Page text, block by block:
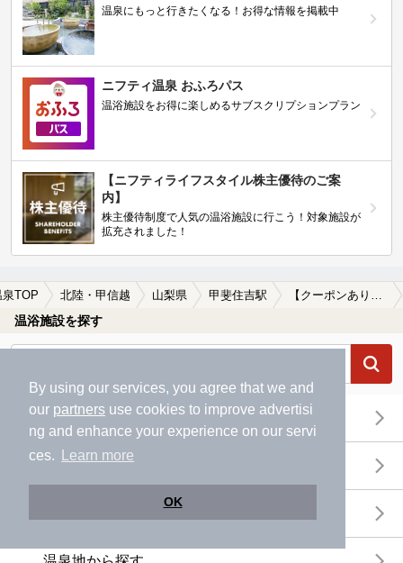
By using our services, you agree that we and
our partners use cookies to improve advertisi
ng and enhance your experience on our servi
ces.
Learn more
OK
温泉にもっと行きたくなる！お得な情報を掲載中
ニフティ温泉 おふろパス
温浴施設をお得に楽しめるサブスクリプションプラン
【ニフティライフスタイル株主優待のご案
内】
株主優待制度で人気の温浴施設に行こう！対象施設が
拡充されました！
泉TOP 北陸・甲信越 山梨県 甲斐住吉駅 【クーポンあり】甲斐住吉駅近くの温泉宿・温泉旅館・ホテルおすすめ(2026年版)
温浴施設を探す
エリアから探す
地図から探す